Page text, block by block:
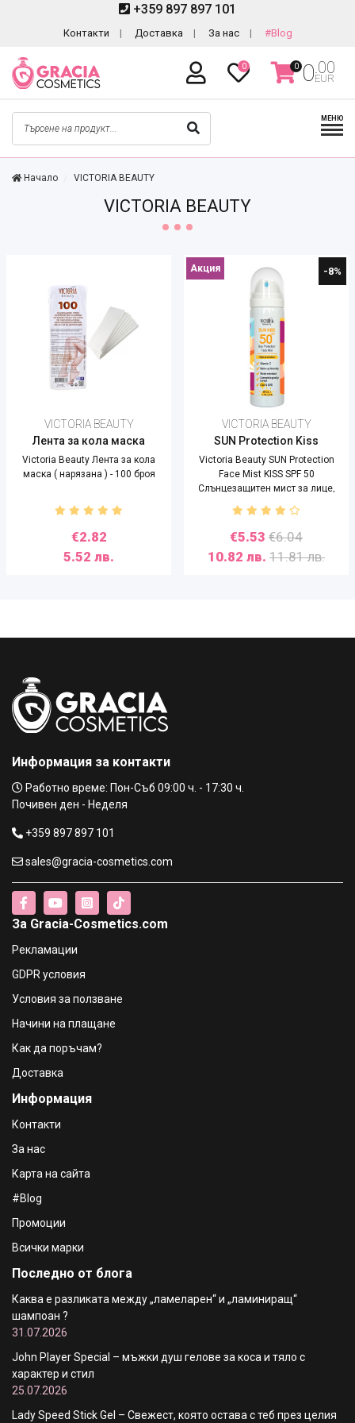
+359 897 897 101
Контакти Доставка За нас #Blog
0 0 0.00
EUR
МЕНЮ
Начало VICTORIA BEAUTY
VICTORIA BEAUTY
VICTORIA BEAUTY
Лента за кола маска
Victoria Beauty Лента за кола
маска ( нарязана ) - 100 броя
€2.82
5.52 лв.
-8%
Акция
VICTORIA BEAUTY
SUN Protection Kiss
Victoria Beauty SUN Protection
Face Mist KISS SPF 50
Слънцезащитен мист за лице,
50ml
€5.53 €6.04
10.82 лв. 11.81 лв.
Информация за контакти
Работно време: Пон-Съб 09:00 ч. - 17:30 ч.
Почивен ден - Неделя
+359 897 897 101
sales@gracia-cosmetics.com
За Gracia-Cosmetics.com
Рекламации
GDPR условия
Условия за ползване
Начини на плащане
Как да поръчам?
Доставка
Информация
Контакти
За нас
Карта на сайта
#Blog
Промоции
Всички марки
Последно от блога
Каква е разликата между „ламеларен“ и „ламиниращ“
шампоан ?
31.07.2026
John Player Special – мъжки душ гелове за коса и тяло с
характер и стил
25.07.2026
Lady Speed Stick Gel – Свежест, която остава с теб през целия